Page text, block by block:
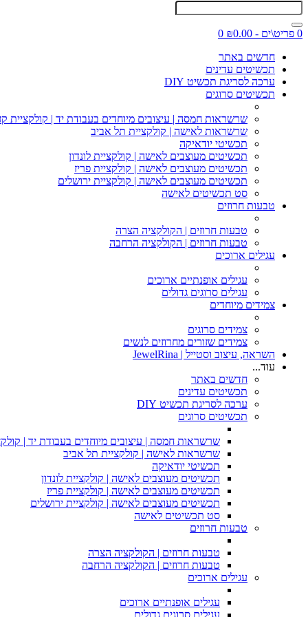
0 פריט\ים - ₪0.00
0
חדשים באתר
תכשיטים עדינים
ערכה לסריגת תכשיט DIY
תכשיטים סרוגים
שרשראות חמסה | עיצובים מיוחדים בעבודת יד | קולקציית
שרשראות לאישה | קולקציית תל אביב
תכשיטי יודאיקה
תכשיטים מעוצבים לאישה | קולקציית לונדון
תכשיטים מעוצבים לאישה | קולקציית פריז
תכשיטים מעוצבים לאישה | קולקציית ירושלים
סט תכשיטים לאישה
טבעות חרוזים
טבעות חרוזים | הקולקציה הצרה
טבעות חרוזים | הקולקציה הרחבה
עגילים ארוכים
עגילים אופנתיים ארוכים
עגילים סרוגים גדולים
צמידים מיוחדים
צמידים סרוגים
צמידים שזורים מחרוזים לנשים
השראה, עיצוב וסטייל | JewelRina
עוד...
חדשים באתר
תכשיטים עדינים
ערכה לסריגת תכשיט DIY
תכשיטים סרוגים
שרשראות חמסה | עיצובים מיוחדים בעבודת יד |
שרשראות לאישה | קולקציית תל אביב
תכשיטי יודאיקה
תכשיטים מעוצבים לאישה | קולקציית לונדון
תכשיטים מעוצבים לאישה | קולקציית פריז
תכשיטים מעוצבים לאישה | קולקציית ירושלים
סט תכשיטים לאישה
טבעות חרוזים
טבעות חרוזים | הקולקציה הצרה
טבעות חרוזים | הקולקציה הרחבה
עגילים ארוכים
עגילים אופנתיים ארוכים
עגילים סרוגים גדולים